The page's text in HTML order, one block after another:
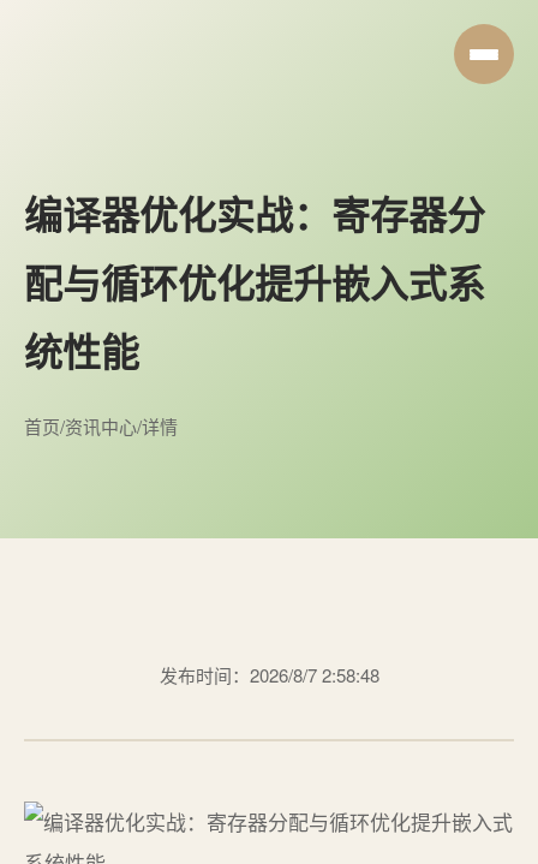
编译器优化实战：寄存器分
配与循环优化提升嵌入式系
统性能
首页/资讯中心/详情
发布时间：2026/8/7 2:58:48